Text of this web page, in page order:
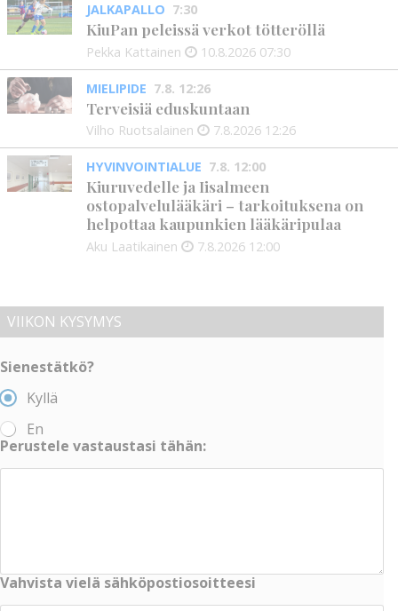
JALKAPALLO 7:30
KiuPan peleissä verkot tötteröllä
Pekka Kattainen 10.8.2026 07:30
MIELIPIDE 7.8. 12:26
Terveisiä eduskuntaan
Vilho Ruotsalainen 7.8.2026 12:26
HYVINVOINTIALUE 7.8. 12:00
Kiuruvedelle ja Iisalmeen
ostopalvelulääkäri – tarkoituksena on
helpottaa kaupunkien lääkäripulaa
Aku Laatikainen 7.8.2026 12:00
VIIKON KYSYMYS
Sienestätkö?
Kyllä
En
Perustele vastaustasi tähän:
Vahvista vielä sähköpostiosoitteesi